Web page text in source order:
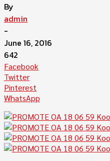
By
admin
-
June 16, 2016
642
Facebook
Twitter
Pinterest
WhatsApp